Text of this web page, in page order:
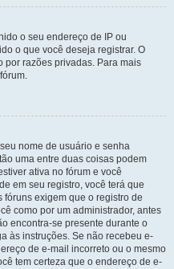
o seu endereço de IP ou
o que você deseja registrar. O
por razões privadas. Para mais
nome de usuário e senha
uma entre duas coisas podem
ativa no fórum e você
em seu registro, você terá que
exigem que o registro de
como por um administrador, antes
encontra-se presente durante o
às instruções. Se não recebeu e-
de e-mail incorreto ou o mesmo
tem certeza que o endereço de e-